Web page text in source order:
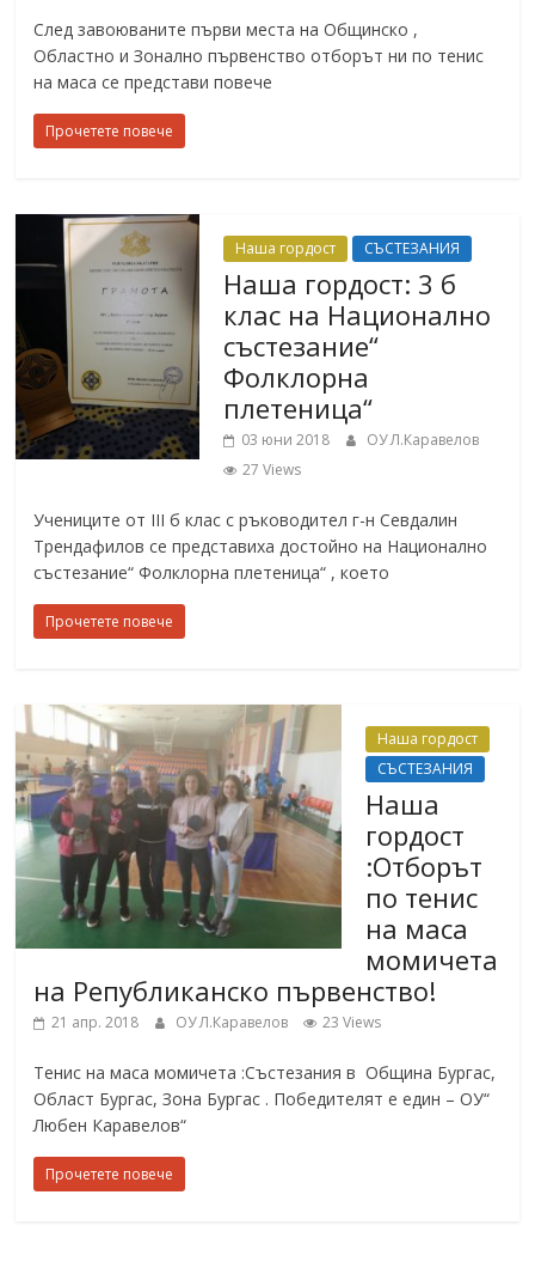
След завоюваните първи места на Общинско ,
Областно и Зонално първенство отборът ни по тенис
на маса се представи повече
Прочетете повече
Наша гордост СЪСТЕЗАНИЯ
Наша гордост: 3 б
клас на Национално
състезание“
Фолклорна
плетеница“
03 юни 2018
ОУ Л.Каравелов
27 Views
Учениците от III б клас с ръководител г-н Севдалин
Трендафилов се представиха достойно на Национално
състезание“ Фолклорна плетеница“ , което
Прочетете повече
Наша гордост
СЪСТЕЗАНИЯ
Наша
гордост
:Отборът
по тенис
на маса
момичета
на Републиканско първенство!
21 апр. 2018 ОУ Л.Каравелов 23 Views
Тенис на маса момичета :Състезания в Община Бургас,
Област Бургас, Зона Бургас . Победителят е един – ОУ“
Любен Каравелов“
Прочетете повече